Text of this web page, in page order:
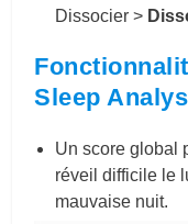
Dissocier >
Sleep
Un score global
réveil difficile le
mauvaise nuit.